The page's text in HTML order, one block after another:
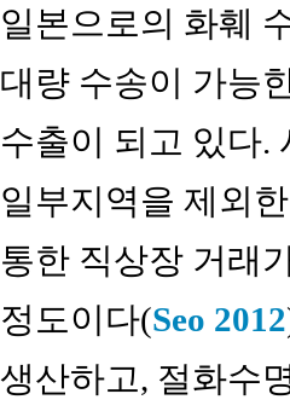
일본으로의 화훼
대량 수송이 가능
수출이 되고 있다.
일부지역을 제외
통한 직상장 거래
정도이다(Seo 2012
생산하고, 절화수